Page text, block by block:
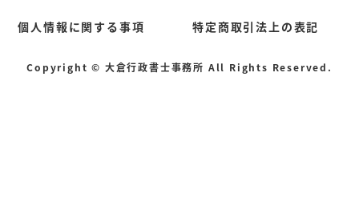
個人情報に関する事項 特定商取引法上の表記
Copyright © 大倉行政書士事務所 All Rights Reserved.